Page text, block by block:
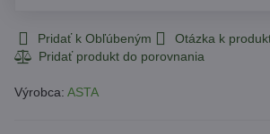
Pridať k Obľúbeným Otázka k
Výrobca:ASTA